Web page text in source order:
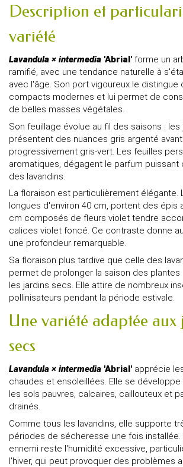
Description et
variété
Lavandula × intermedia 'Abrial' forme un
ramifié, avec une tendance naturelle à
avec l'âge. Son port vigoureux le distingue
compacts modernes et lui permet de
de belles masses végétales.
Son feuillage évolue au fil des saisons :
présentent des nuances gris argenté
progressivement gris-vert. Les feuilles
aromatiques, dégagent le parfum puissant
des lavandins.
La floraison est particulièrement élégante.
longues d'environ 40 cm, portent des épis
cm composés de fleurs violet tendre
calices violet foncé. Ce contraste donne
une profondeur remarquable.
Sa floraison plus tardive que celle des
permet de prolonger la saison des plantes
les jardins secs. Elle attire de nombreux
pollinisateurs pendant la période estivale.
Une variété adaptée aux
secs
Lavandula × intermedia 'Abrial' apprécie
chaudes et ensoleillées. Elle se
les sols pauvres, calcaires, caillouteux et
drainés.
Comme tous les lavandins, elle supporte
périodes de sécheresse une fois installée.
ennemi reste l'humidité excessive,
l'hiver, qui peut provoquer des problèmes